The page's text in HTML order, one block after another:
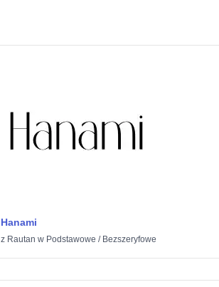
Hanami
z Rautan w Podstawowe / Bezszeryfowe